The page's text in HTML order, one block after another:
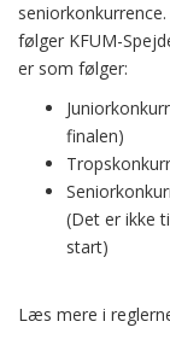
følger KFUM-
er som følger:
finalen)
(Det er ikke
start)
Læs mere i